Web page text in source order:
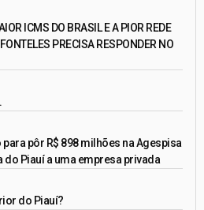
ICMS DO BRASIL E A PIOR REDE
pôr R$ 898 milhões na Agespisa
do Piauí a uma empresa privada
do Piauí?